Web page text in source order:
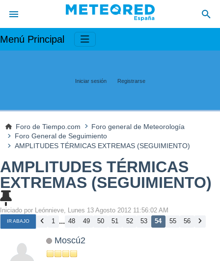
Menú Principal
Iniciar sesión Registrarse
Foro de Tiempo.com
Foro general de Meteorología
Foro General de Seguimiento
AMPLITUDES TÉRMICAS EXTREMAS (SEGUIMIENTO)
AMPLITUDES TÉRMICAS
EXTREMAS (SEGUIMIENTO)
Iniciado por Leónnieve, Lunes 13 Agosto 2012 11:56:02 AM
IR ABAJO 1 ... 48 49 50 51 52 53 54 55 56
Moscú2